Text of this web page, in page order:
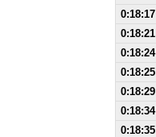
0:18:17
0:18:21
0:18:24
0:18:25
0:18:29
0:18:34
0:18:35